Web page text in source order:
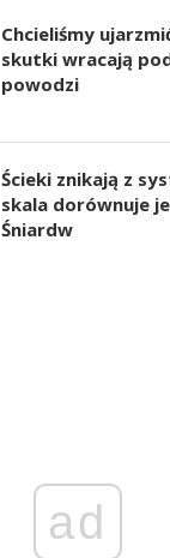
Chcieliśmy
skutki wracają
powodzi
Ścieki znikają z
skala dorównuje
Śniardw
ad